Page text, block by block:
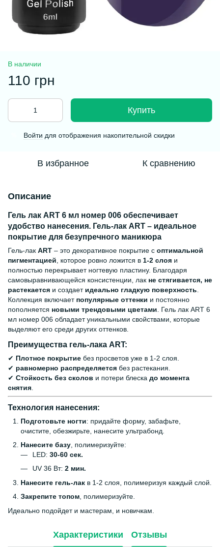
В наличии
110 грн
Купить
Войти для отображения накопительной скидки
В избранное К сравнению
Описание
Гель лак ART 6 мл номер 006 обеспечивает
удобство нанесения. Гель-лак ART – идеальное
покрытие для безупречного маникюра
Гель-лак ART – это декоративное покрытие с оптимальной
пигментацией , которое ровно ложится в 1-2 слоя и
полностью перекрывает ногтевую пластину. Благодаря
самовыравнивающейся консистенции, лак не стягивается, не
растекается и создает идеально гладкую поверхность
Коллекция включает популярные оттенки и постоянно
пополняется новыми трендовыми цветами . Гель лак ART 6
мл номер 006 обладает уникальными свойствами, которые
выделяют его среди других оттенков.
Преимущества гель-лака ART:
✔ Плотное покрытие без просветов уже в 1-2 слоя.
✔ равномерно распределяется без растекания.
✔ Стойкость без сколов и потери блеска до момента
снятия
Технология нанесения:
Подготовьте ногти: придайте форму, забафьте,
очистите, обезжирьте, нанесите ультрабонд.
Нанесите базу , полимеризуйте:
LED: 30-60 сек.
UV 36 Вт: 2 мин.
Нанесите гель-лак в 1-2 слоя, полимеризуя каждый слой.
Закрепите топом , полимеризуйте.
Идеально подойдет и мастерам, и новичкам.
Характеристики Отзывы